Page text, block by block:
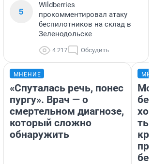
5
Wildberries
прокомментировал атаку
беспилотников на склад в
Зеленодольске
4 217 Обсудить
МНЕНИЕ
«Спуталась речь, понес
пургу». Врач — о
смертельном диагнозе,
который сложно
обнаружить
Мой